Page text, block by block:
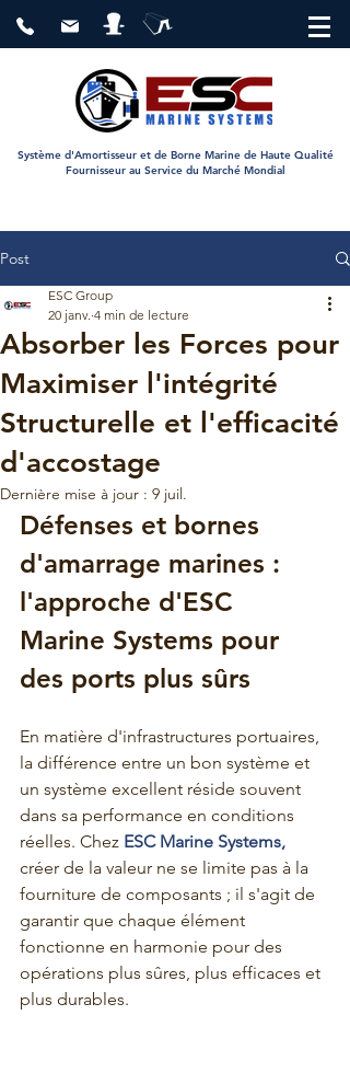
Système d'Amortisseur et de Borne Marine de Haute Qualité
Fournisseur au Service du Marché Mondial
Post
Absorber les Forces pour
Maximiser l'intégrité
Structurelle et l'efficacité
d'accostage
ESC Group
20 janv. 4 min de lecture
Dernière mise à jour : 9 juil.
Défenses et bornes
d'amarrage marines :
l'approche d'ESC
Marine Systems pour
des ports plus sûrs
En matière d'infrastructures portuaires,
la différence entre un bon système et
un système excellent réside souvent
dans sa performance en conditions
réelles. Chez ESC Marine Systems,
créer de la valeur ne se limite pas à la
fourniture de composants ; il s'agit de
garantir que chaque élément
fonctionne en harmonie pour des
opérations plus sûres, plus efficaces et
plus durables.